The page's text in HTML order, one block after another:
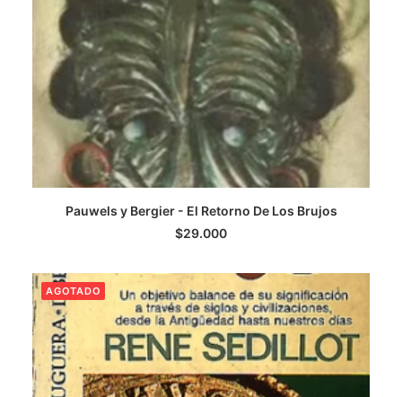
LEER MÁS
Pauwels y Bergier - El Retorno De Los Brujos
$29.000
AGOTADO